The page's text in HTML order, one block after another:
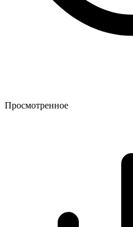
Просмотренное